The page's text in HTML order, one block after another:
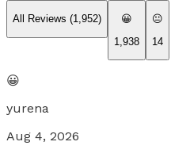
All Reviews (1,952)
😀
1,938
😐
14
😀
yurena
Aug 4, 2026